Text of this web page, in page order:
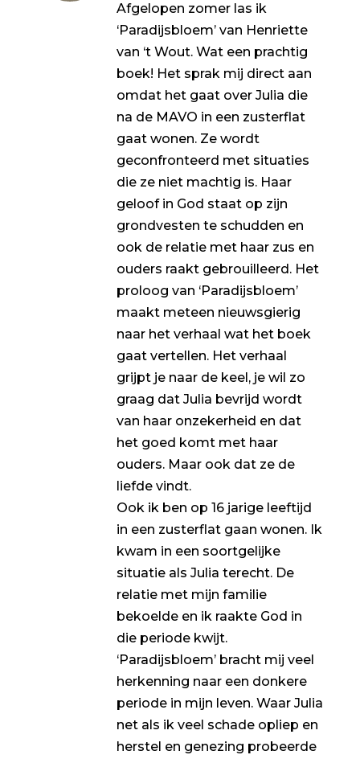
Afgelopen zomer las ik
‘Paradijsbloem’ van Henriette
van ‘t Wout. Wat een prachtig
boek! Het sprak mij direct aan
omdat het gaat over Julia die
na de MAVO in een zusterflat
gaat wonen. Ze wordt
geconfronteerd met situaties
die ze niet machtig is. Haar
geloof in God staat op zijn
grondvesten te schudden en
ook de relatie met haar zus en
ouders raakt gebrouilleerd. Het
proloog van ‘Paradijsbloem’
maakt meteen nieuwsgierig
naar het verhaal wat het boek
gaat vertellen. Het verhaal
grijpt je naar de keel, je wil zo
graag dat Julia bevrijd wordt
van haar onzekerheid en dat
het goed komt met haar
ouders. Maar ook dat ze de
liefde vindt.
Ook ik ben op 16 jarige leeftijd
in een zusterflat gaan wonen. Ik
kwam in een soortgelijke
situatie als Julia terecht. De
relatie met mijn familie
bekoelde en ik raakte God in
die periode kwijt.
‘Paradijsbloem’ bracht mij veel
herkenning naar een donkere
periode in mijn leven. Waar Julia
net als ik veel schade opliep en
herstel en genezing probeerde